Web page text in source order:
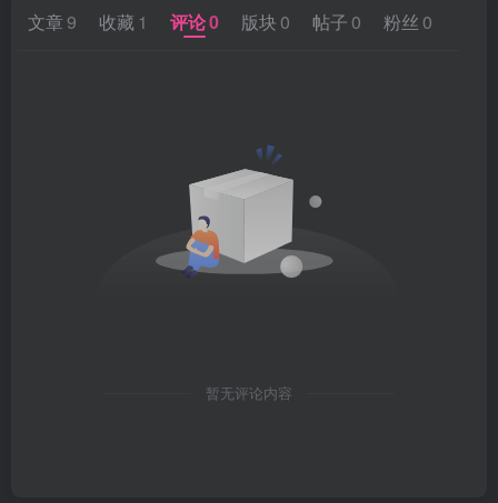
文章9 收藏 1 评论0 版块 0 帖子 0 粉丝 0
暂无评论内容